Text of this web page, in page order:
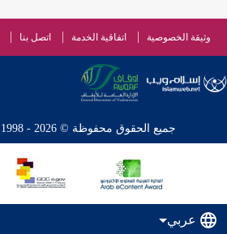
وثيقة الخصوصية اتفاقية الخدمة اتصل بنا
جميع الحقوق محفوظة © 2026 - 1998 لشبكة إسلام ويب
عربي